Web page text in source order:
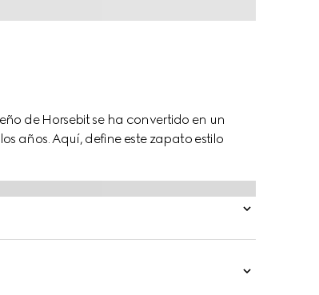
de Horsebit se ha convertido en un
años. Aquí, define este zapato estilo